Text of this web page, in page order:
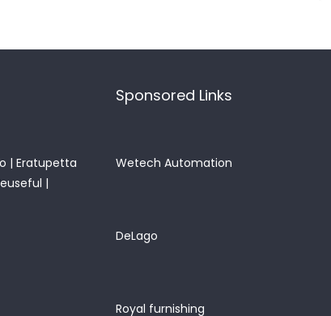
| Eratupetta
|
Sponsored Links
Wetech Automation
DeLago
Royal furnishing